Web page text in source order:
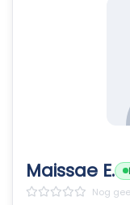
Maissae E.
Nog